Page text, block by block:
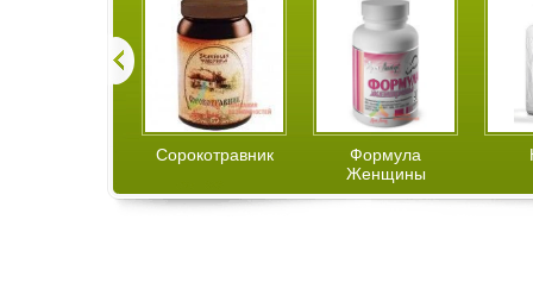
Сорокотравник
Формула
Женщины